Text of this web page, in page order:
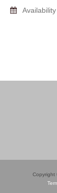
Copyright